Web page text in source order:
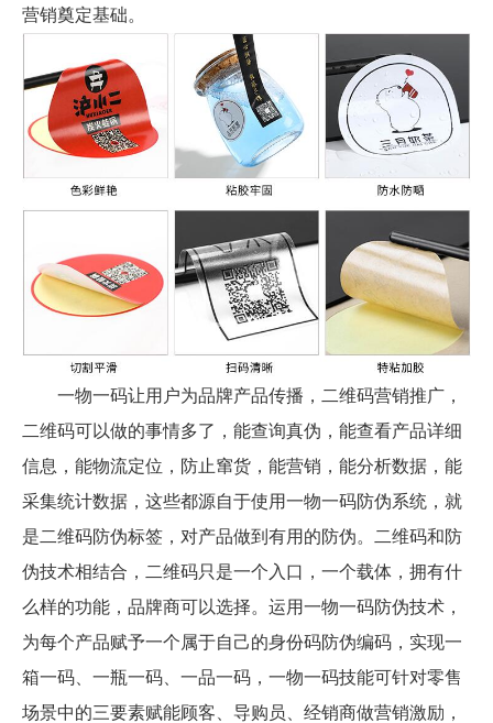
营销奠定基础。
一物一码让用户为品牌产品传播，二维码营销推广，
二维码可以做的事情多了，能查询真伪，能查看产品详细
信息，能物流定位，防止窜货，能营销，能分析数据，能
采集统计数据，这些都源自于使用一物一码防伪系统，就
是二维码防伪标签，对产品做到有用的防伪。二维码和防
伪技术相结合，二维码只是一个入口，一个载体，拥有什
么样的功能，品牌商可以选择。运用一物一码防伪技术，
为每个产品赋予一个属于自己的身份码防伪编码，实现一
箱一码、一瓶一码、一品一码，一物一码技能可针对零售
场景中的三要素赋能顾客、导购员、经销商做营销激励，